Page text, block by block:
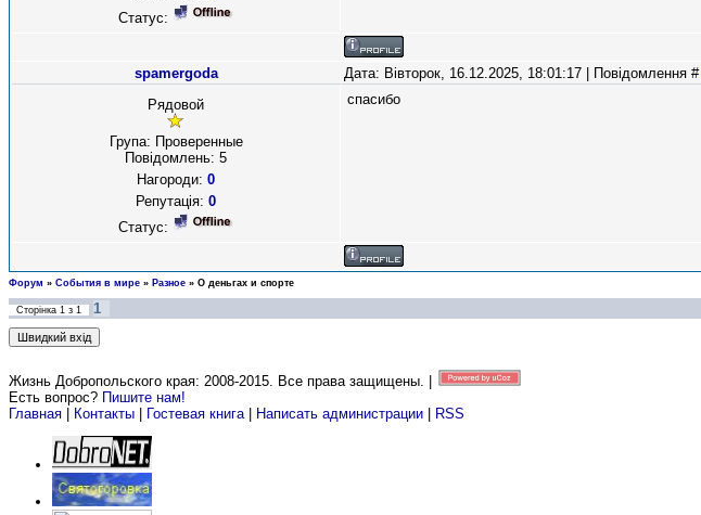
Статус:
spamergoda Дата: Вівторок, 16.12.2025, 18:01:17 | Повідомлення #
Рядовой
Група: Проверенные
Повідомлень: 5
Нагороди: 0
Репутація: 0
Статус:
спасибо
Форум » События в мире » Разное » О деньгах и спорте
Сторінка 1 з 1
1
Жизнь Добропольского края: 2008-2015. Все права защищены. |
Есть вопрос? Пишите нам!
Главная
Контакты Гостевая книга| Написать администрации RSS